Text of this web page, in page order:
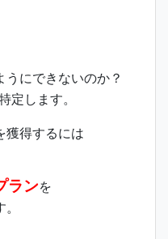
にできないのか？
定します。
獲得するには
ランを